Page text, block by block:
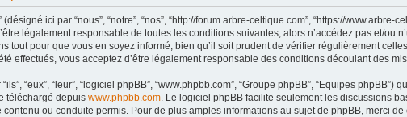
ici par “nous”, “notre”, “nos”, “http://forum.arbre-celtique.com”, “https://
légalement responsable de toutes les conditions suivantes, alors n’accédez pas et/ou
tout pour que vous en soyez informé, bien qu’il soit prudent de vérifier régulièrement
effectués, vous acceptez d’être légalement responsable des conditions découlant des
“eux”, “leur”, “logiciel phpBB”, “www.phpbb.com”, “Groupe phpBB”, “Equipes
téléchargé depuis www.phpbb.com . Le logiciel phpBB facilite seulement les discussions
contenu ou conduite permis. Pour de plus amples informations au sujet de phpBB, merci de